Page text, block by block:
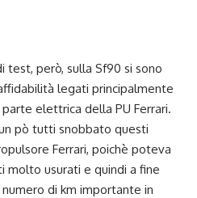
però, sulla Sf90 si sono
legati principalmente
elettrica della PU Ferrari.
pò tutti snobbato questi
Ferrari, poichè poteva
molto usurati e quindi a fine
di km importante in